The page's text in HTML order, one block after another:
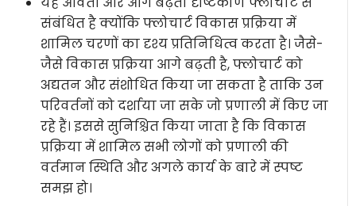
संबंधित है क्योंकि फ्लोचार्ट विकास प्रक्रिया में
शामिल चरणों का दृश्य प्रतिनिधित्व करता है। जैसे-
जैसे विकास प्रक्रिया आगे बढ़ती है, फ्लोचार्ट को
अद्यतन और संशोधित किया जा सकता है ताकि उन
परिवर्तनों को दर्शाया जा सके जो प्रणाली में किए जा
रहे हैं। इससे सुनिश्चित किया जाता है कि विकास
प्रक्रिया में शामिल सभी लोगों को प्रणाली की
वर्तमान स्थिति और अगले कार्य के बारे में स्पष्ट
समझ हो।